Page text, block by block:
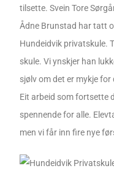
tilsette. Svein Tore
Ådne Brunstad har tatt
Hundeidvik privatskule.
skule. Vi ynskjer han
sjølv om det er mykje for
Eit arbeid som fortsette
spennende for alle.
men vi får inn fire nye